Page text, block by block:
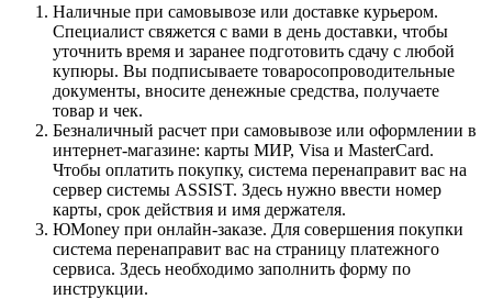
Наличные при самовывозе или доставке курьером.
Специалист свяжется с вами в день доставки, чтобы
уточнить время и заранее подготовить сдачу с любой
купюры. Вы подписываете товаросопроводительные
документы, вносите денежные средства, получаете
товар и чек.
Безналичный расчет при самовывозе или оформлении в
интернет-магазине: карты МИР, Visa и MasterCard.
Чтобы оплатить покупку, система перенаправит вас на
сервер системы ASSIST. Здесь нужно ввести номер
карты, срок действия и имя держателя.
ЮMoney при онлайн-заказе. Для совершения покупки
система перенаправит вас на страницу платежного
сервиса. Здесь необходимо заполнить форму по
инструкции.